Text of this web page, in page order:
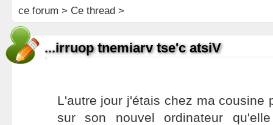
ce forum > Ce thread >
...irruop tnemiarv tse'c atsiV
L'autre jour j'étais chez ma cousine
sur son nouvel ordinateur